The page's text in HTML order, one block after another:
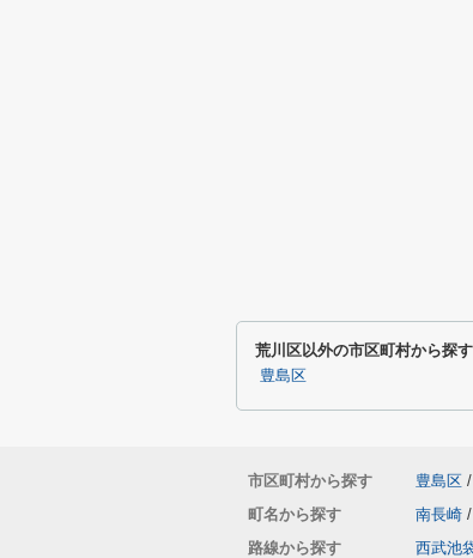
荒川区以外の市区町村から探す
豊島区
市区町村から探す 豊島区 /
町名から探す
南長崎 /
路線から探す
西武池